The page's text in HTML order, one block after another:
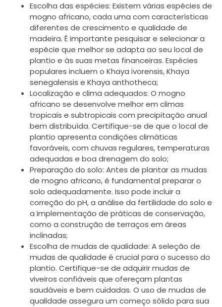
Escolha das espécies: Existem várias espécies de
mogno africano, cada uma com características
diferentes de crescimento e qualidade de
madeira. É importante pesquisar e selecionar a
espécie que melhor se adapta ao seu local de
plantio e às suas metas financeiras. Espécies
populares incluem o Khaya ivorensis, Khaya
senegalensis e Khaya anthotheca;
Localização e clima adequados: O mogno
africano se desenvolve melhor em climas
tropicais e subtropicais com precipitação anual
bem distribuída. Certifique-se de que o local de
plantio apresenta condições climáticas
favoráveis, com chuvas regulares, temperaturas
adequadas e boa drenagem do solo;
Preparação do solo: Antes de plantar as mudas
de mogno africano, é fundamental preparar o
solo adequadamente. Isso pode incluir a
correção do pH, a análise da fertilidade do solo e
a implementação de práticas de conservação,
como a construção de terraços em áreas
inclinadas;
Escolha de mudas de qualidade: A seleção de
mudas de qualidade é crucial para o sucesso do
plantio. Certifique-se de adquirir mudas de
viveiros confiáveis que ofereçam plantas
saudáveis e bem cuidadas. O uso de mudas de
qualidade assegura um começo sólido para sua